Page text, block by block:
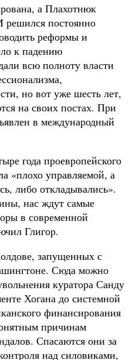
а Плахотнюк
решился постоянно
реформы и
к падению
всю полноту власти
но вот уже шесть лет,
на своих постах. При
в международный
года проевропейского
«плохо управляемой, а
либо откладывались».
нас ждут самые
в современной
Глигор.
запущенных с
Сюда можно
куратора Санду
Хогана до системной
финансирования
причинам
Спасаются они за
над силовиками,